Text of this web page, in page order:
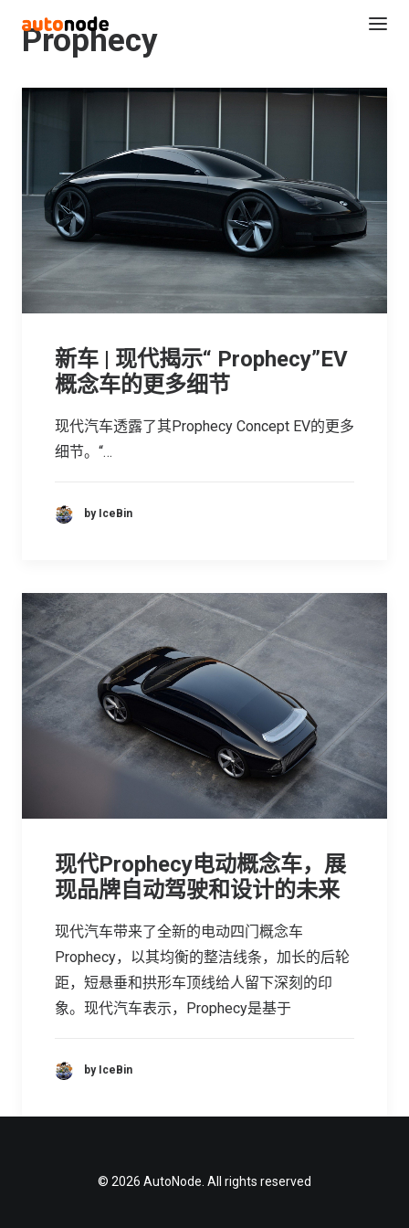
Search
Prophecy
新车 | 现代揭示“ Prophecy”EV
概念车的更多细节
现代汽车透露了其Prophecy Concept EV的更多
细节。“…
by IceBin
现代Prophecy电动概念车，展
现品牌自动驾驶和设计的未来
现代汽车带来了全新的电动四门概念车
Prophecy，以其均衡的整洁线条，加长的后轮
距，短悬垂和拱形车顶线给人留下深刻的印
象。现代汽车表示，Prophecy是基于
by IceBin
© 2026 AutoNode. All rights reserved